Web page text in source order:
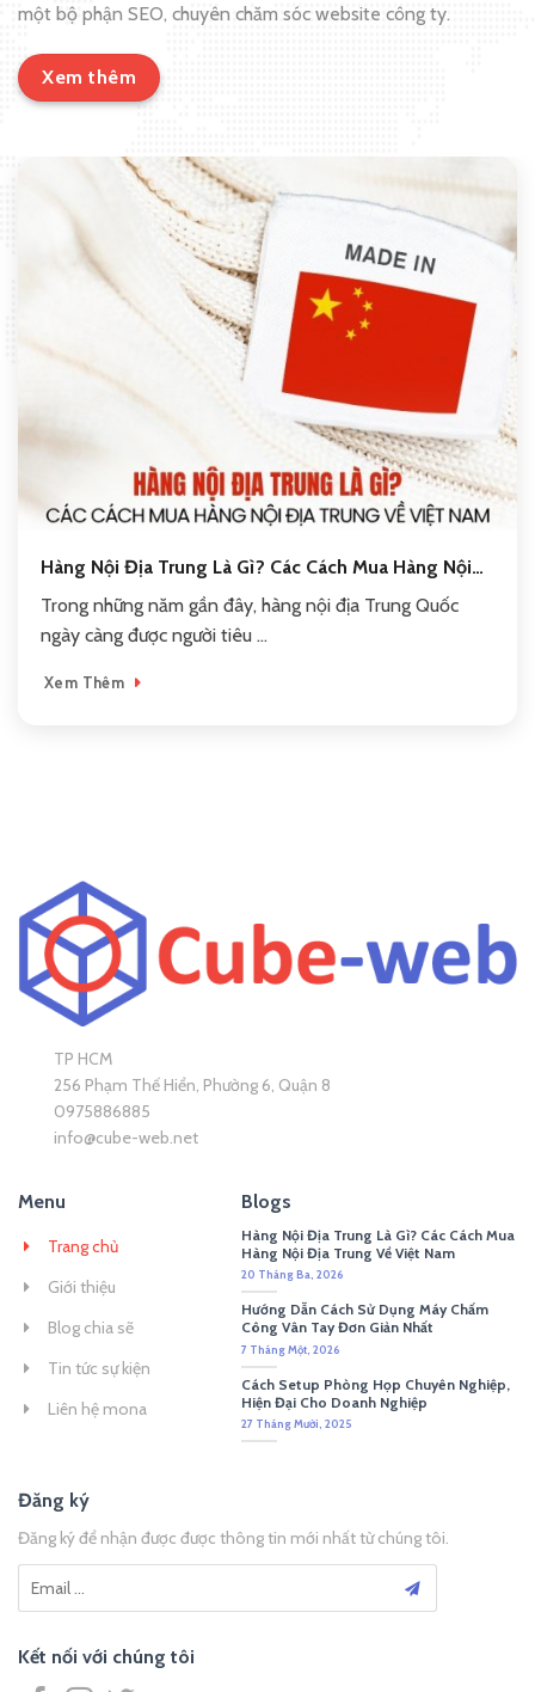
một bộ phận SEO, chuyên chăm sóc website công ty.
Xem thêm
Hàng Nội Địa Trung Là Gì? Các Cách Mua Hàng Nội
Địa Trung Về Việt Nam
Trong những năm gần đây, hàng nội địa Trung Quốc
ngày càng được người tiêu ...
Xem Thêm
TP HCM
256 Phạm Thế Hiển, Phường 6, Quận 8
0975886885
info@cube-web.net
Menu
Trang chủ
Giới thiệu
Blog chia sẽ
Tin tức sự kiện
Liên hệ mona
Blogs
Hàng Nội Địa Trung Là Gì? Các Cách Mua
Hàng Nội Địa Trung Về Việt Nam
20 Tháng Ba, 2026
Hướng Dẫn Cách Sử Dụng Máy Chấm
Công Vân Tay Đơn Giản Nhất
7 Tháng Một, 2026
Cách Setup Phòng Họp Chuyên Nghiệp,
Hiện Đại Cho Doanh Nghiệp
27 Tháng Mười, 2025
Đăng ký
Đăng ký để nhận được được thông tin mới nhất từ chúng tôi.
Kết nối với chúng tôi